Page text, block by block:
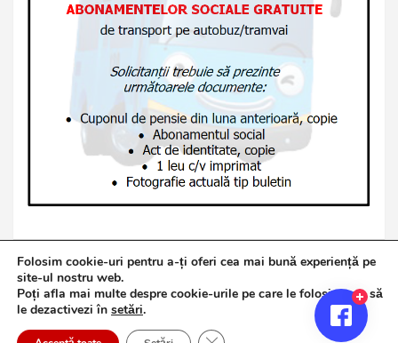
Copyright © 2026Jurnalul de Brăila
Politică de confidențialitate
Theme Horse
Folosim cookie-uri pentru a-ți oferi cea mai bună experiență pe
site-ul nostru web.
Poți afla mai multe despre cookie-urile pe care le folosim sau să
le dezactivezi în setări.
Close GDPR Cookie Banner